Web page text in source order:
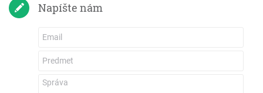
Napíšte nám